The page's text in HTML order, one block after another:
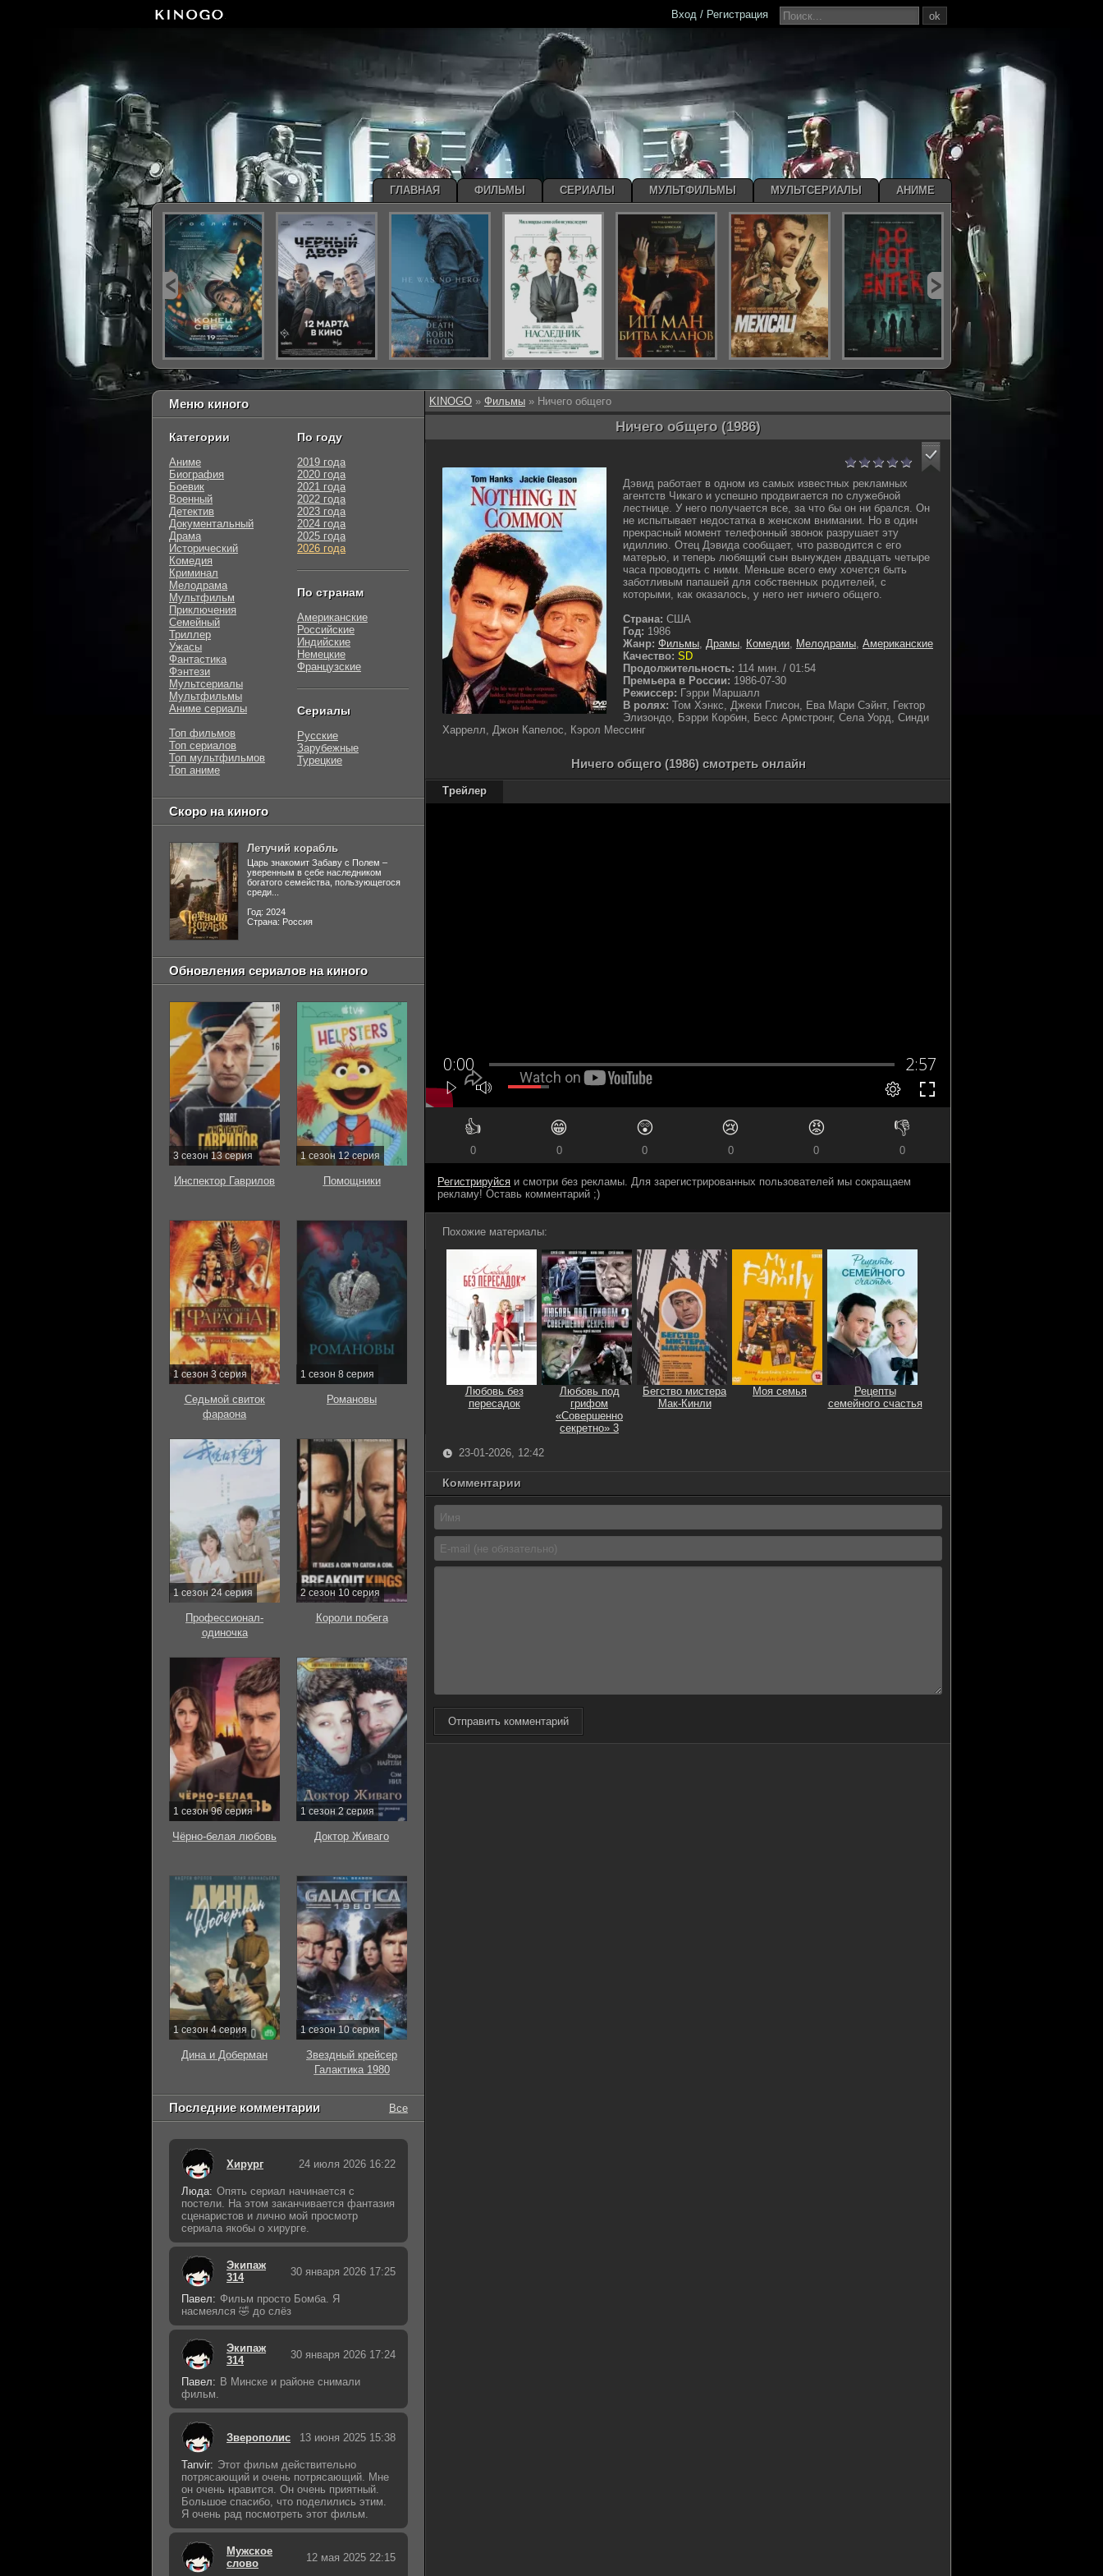
KINOGO » Фильмы » Ничего общего
Ничего общего (1986)
Дэвид работает в одном из самых известных рекламных
агентств Чикаго и успешно продвигается по служебной
лестнице. У него получается все, за что бы он ни брался. Он
не испытывает недостатка в женском внимании. Но в один
прекрасный момент телефонный звонок разрушает эту
идиллию. Отец Дэвида сообщает, что разводится с его
матерью, и теперь любящий сын вынужден двадцать четыре
часа проводить с ними. Меньше всего ему хочется быть
заботливым папашей для собственных родителей, с
которыми, как оказалось, у него нет ничего общего.
Страна: США
Год: 1986
Жанр: Фильмы, Драмы, Комедии, Мелодрамы, Американские
Качество: SD
Продолжительность: 114 мин. / 01:54
Премьера в России: 1986-07-30
Режиссер: Гэрри Маршалл
В ролях: Том Хэнкс, Джеки Глисон, Ева Мари Сэйнт, Гектор
Элизондо, Бэрри Корбин, Бесс Армстронг, Села Уорд, Синди
Харрелл, Джон Капелос, Кэрол Мессинг
Ничего общего (1986) смотреть онлайн
Трейлер
👍
0
😁
0
😲
0
😢
0
😡
0
👎
0
Регистрируйся и смотри без рекламы. Для зарегистрированных пользователей мы сокращаем
рекламу! Оставь комментарий ;)
Похожие материалы:
Любовь без
пересадок
Любовь под
грифом
«Совершенно
секретно» 3
Бегство мистера
Мак-Кинли
Моя семья
Рецепты
семейного счастья
23-01-2026, 12:42
Комментарии
Отправить комментарий
Меню киного
Категории
Аниме
Биография
Боевик
Военный
Детектив
Документальный
Драма
Исторический
Комедия
Криминал
Мелодрама
Мультфильм
Приключения
Семейный
Триллер
Ужасы
Фантастика
Фэнтези
Мультсериалы
Мультфильмы
Аниме сериалы
Топ фильмов
Топ сериалов
Топ мультфильмов
Топ аниме
По году
2019 года
2020 года
2021 года
2022 года
2023 года
2024 года
2025 года
2026 года
По странам
Американские
Российские
Индийские
Немецкие
Французские
Сериалы
Русские
Зарубежные
Турецкие
Скоро на киного
Летучий корабль
Царь знакомит Забаву с Полем –
уверенным в себе наследником
богатого семейства, пользующегося
среди...
Год: 2024
Страна: Россия
Обновления сериалов на киного
3 сезон 13 серия
Инспектор Гаврилов
1 сезон 12 серия
Помощники
1 сезон 3 серия
Седьмой свиток
фараона
1 сезон 8 серия
Романовы
1 сезон 24 серия
Профессионал-
одиночка
2 сезон 10 серия
Короли побега
1 сезон 96 серия
Чёрно-белая любовь
1 сезон 2 серия
Доктор Живаго
1 сезон 4 серия
Дина и Доберман
1 сезон 10 серия
Звездный крейсер
Галактика 1980
Последние комментарии Все
Хирург 24 июля 2026 16:22
Люда: Опять сериал начинается с
постели. На этом заканчивается фантазия
сценаристов и лично мой просмотр
сериала якобы о хирурге.
Экипаж
314
30 января 2026 17:25
Павел: Фильм просто Бомба. Я
насмеялся 🤣 до слёз
Экипаж
314
30 января 2026 17:24
Павел: В Минске и районе снимали
фильм.
Зверополис 13 июня 2025 15:38
Tanvir: Этот фильм действительно
потрясающий и очень потрясающий. Мне
он очень нравится. Он очень приятный.
Большое спасибо, что поделились этим.
Я очень рад посмотреть этот фильм.
Мужское
слово
12 мая 2025 22:15
ok
Вход / Регистрация
ГЛАВНАЯ ФИЛЬМЫ СЕРИАЛЫ МУЛЬТФИЛЬМЫ МУЛЬТСЕРИАЛЫ АНИМЕ